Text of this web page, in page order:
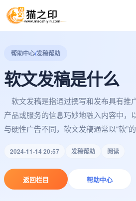
帮助中心/发稿帮助
软文发稿是什么
软文发稿是指通过撰写和发布具有推
产品或服务的信息巧妙地融入内容中，
与硬性广告不同，软文发稿通常以“软”
2024-11-14 20:57 发稿帮助 阅读
返回栏目 帮助中心